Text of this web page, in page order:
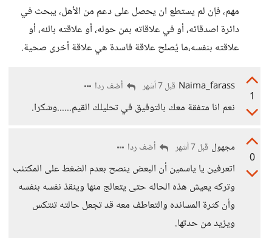
مهم، فإن لم يستطع ان يحصل على دعم من الأهل، يبحث في
دائرة اصدقائه، أو في علاقاته بمن حوله، أو علاقته بالله، أو
علاقته بنفسه،ما يُصلح علاقة فاسدة هي علاقة أخرى صحية.
1
Naima_farass قبل 7 أشهر أضف ردا
نعم انا متفقة معك بالتوفيق في تحليلك القيم......وشكرا.
0
مجهول قبل 7 أشهر أضف ردا
اتعرفين يا ياسمين أن البعض ينصح بعدم الضغط على المكتئب
وتركه يعيش هذه الحاله حتى يتعالج منها وينقذ نفسه بنفسه
وأن كثرة المسانده والتعاطف معه قد تجعل حالته تنتكس
ويزيد من حدتها.